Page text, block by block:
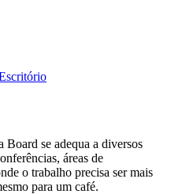
Board se adequa a diversos
áreas de
o trabalho precisa ser mais
para um café.